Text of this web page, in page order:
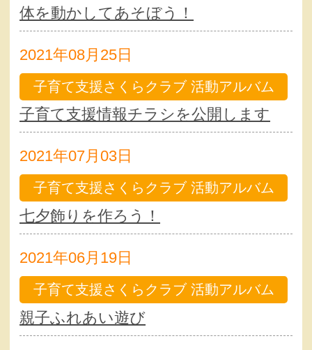
体を動かしてあそぼう！
2021年08月25日
子育て支援さくらクラブ 活動アルバム
子育て支援情報チラシを公開します
2021年07月03日
子育て支援さくらクラブ 活動アルバム
七夕飾りを作ろう！
2021年06月19日
子育て支援さくらクラブ 活動アルバム
親子ふれあい遊び